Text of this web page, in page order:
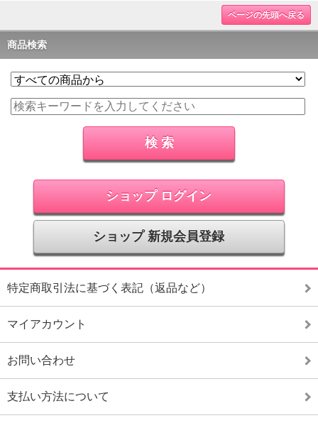
ページの先頭へ戻る
商品検索
ショップ ログイン
ショップ 新規会員登録
特定商取引法に基づく表記（返品など）
マイアカウント
お問い合わせ
支払い方法について